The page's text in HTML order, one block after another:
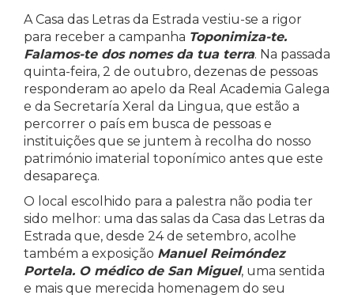
A Casa das Letras da Estrada vestiu-se a rigor
para receber a campanha Toponimiza-te.
Falamos-te dos nomes da tua terra. Na passada
quinta-feira, 2 de outubro, dezenas de pessoas
responderam ao apelo da Real Academia Galega
e da Secretaría Xeral da Lingua, que estão a
percorrer o país em busca de pessoas e
instituições que se juntem à recolha do nosso
património imaterial toponímico antes que este
desapareça.
O local escolhido para a palestra não podia ter
sido melhor: uma das salas da Casa das Letras da
Estrada que, desde 24 de setembro, acolhe
também a exposição Manuel Reimóndez
Portela. O médico de San Miguel, uma sentida
e mais que merecida homenagem do seu